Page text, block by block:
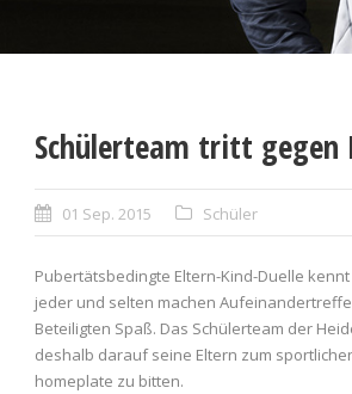
Schülerteam tritt gegen
01 Sep. 2015 Schüler
Pubertätsbedingte Eltern-Kind-Duelle
jeder und selten machen
Beteiligten Spaß. Das Schülerteam der
deshalb darauf seine Eltern zum
homeplate zu bitten.